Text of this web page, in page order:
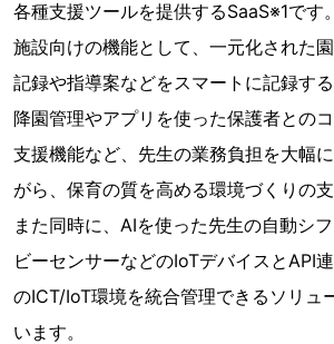
各種支援ツールを提供するSaaS※1です。
施設向けの機能として、一元化された
記録や指導案などをスマートに記録す
降園管理やアプリを使った保護者との
支援機能など、先生の業務負担を大幅
がら、保育の質を高める環境づくりの支
また同時に、AIを使った先生の自動シ
ビーセンサーなどのIoTデバイスとAPI
のICT/IoT環境を統合管理できるソリュ
います。